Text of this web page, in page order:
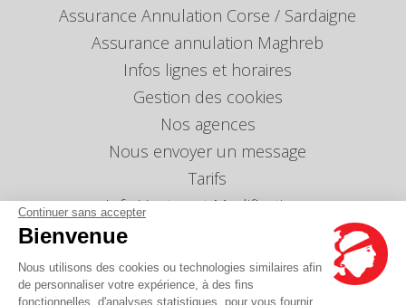
Continuer sans accepter
Bienvenue
Nous utilisons des cookies ou technologies similaires afin
de personnaliser votre expérience, à des fins
fonctionnelles, d'analyses statistiques, pour vous fournir
Assurance Annulation Corse / Sardaigne
Assurance annulation Maghreb
Infos lignes et horaires
Gestion des cookies
Nos agences
Nous envoyer un message
Tarifs
Info Ventes et Modifications
Politique de protection des données
Index égalité professionnelle Femmes-Hommes